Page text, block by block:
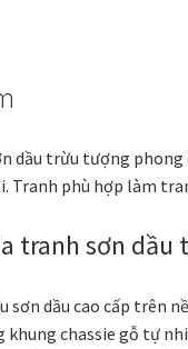
dầu trừu tượng
Tranh phù hợp làm
tranh sơn dầu
sơn dầu cao cấp trên
khung chassie gỗ tự